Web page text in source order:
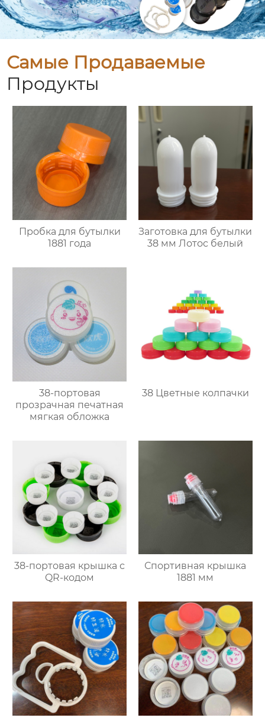
Самые Продаваемые
Продукты
Пробка для бутылки
1881 года
Заготовка для бутылки
38 мм Лотос белый
38-портовая
прозрачная печатная
мягкая обложка
38 Цветные колпачки
38-портовая крышка с
QR-кодом
Спортивная крышка
1881 мм